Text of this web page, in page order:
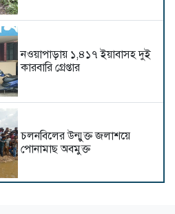
নওয়াপাড়ায় ১,৪১৭ ইয়াবাসহ দুই
কারবারি গ্রেপ্তার
চলনবিলের উন্মুক্ত জলাশয়ে
পোনামাছ অবমুক্ত